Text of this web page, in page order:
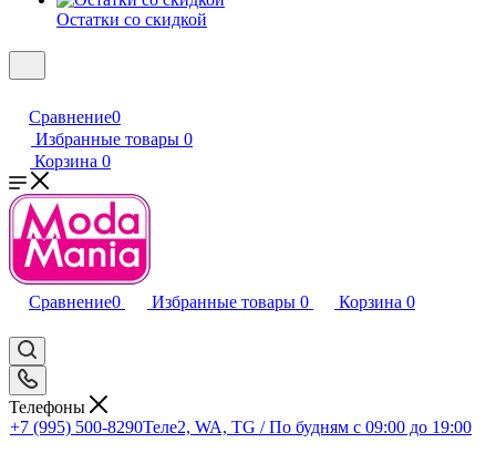
Остатки со скидкой
Сравнение0
Избранные товары 0
Корзина 0
Сравнение0 Избранные товары 0 Корзина 0
Телефоны
+7 (995) 500-8290Теле2, WA, TG / По будням c 09:00 до 19:00